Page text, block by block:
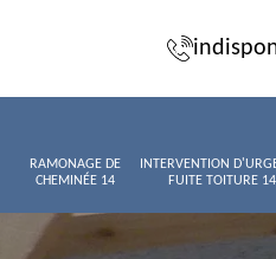
RAMONAGE DE
CHEMINÉE 14
INTERVENTION
FUITE TOITURE 14